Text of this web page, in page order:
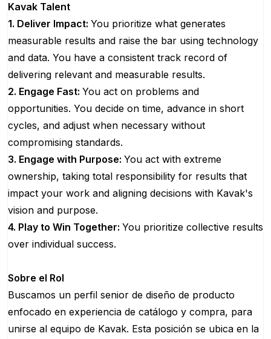
Kavak Talent
1. Deliver Impact: You prioritize what generates
measurable results and raise the bar using technology
and data. You have a consistent track record of
delivering relevant and measurable results.
2. Engage Fast: You act on problems and
opportunities. You decide on time, advance in short
cycles, and adjust when necessary without
compromising standards.
3. Engage with Purpose: You act with extreme
ownership, taking total responsibility for results that
impact your work and aligning decisions with Kavak's
vision and purpose.
4. Play to Win Together: You prioritize collective results
over individual success.
Sobre el Rol
Buscamos un perfil senior de diseño de producto
enfocado en experiencia de catálogo y compra, para
unirse al equipo de Kavak. Esta posición se ubica en la